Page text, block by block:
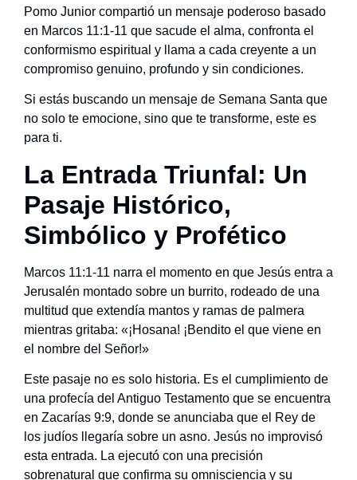
Pomo Junior compartió un mensaje poderoso basado
en Marcos 11:1-11 que sacude el alma, confronta el
conformismo espiritual y llama a cada creyente a un
compromiso genuino, profundo y sin condiciones.
Si estás buscando un mensaje de Semana Santa que
no solo te emocione, sino que te transforme, este es
para ti.
La Entrada Triunfal: Un
Pasaje Histórico,
Simbólico y Profético
Marcos 11:1-11 narra el momento en que Jesús entra a
Jerusalén montado sobre un burrito, rodeado de una
multitud que extendía mantos y ramas de palmera
mientras gritaba: «¡Hosana! ¡Bendito el que viene en
el nombre del Señor!»
Este pasaje no es solo historia. Es el cumplimiento de
una profecía del Antiguo Testamento que se encuentra
en Zacarías 9:9, donde se anunciaba que el Rey de
los judíos llegaría sobre un asno. Jesús no improvisó
esta entrada. La ejecutó con una precisión
sobrenatural que confirma su omnisciencia y su